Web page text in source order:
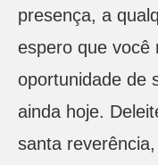
presença, a
espero que você
oportunidade de
ainda hoje.
santa